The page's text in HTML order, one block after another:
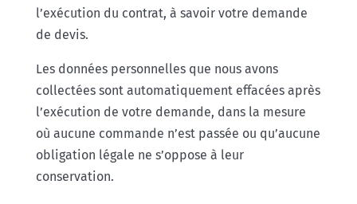
l’exécution du contrat, à savoir votre demande
de devis.
Les données personnelles que nous avons
collectées sont automatiquement effacées après
l’exécution de votre demande, dans la mesure
où aucune commande n’est passée ou qu’aucune
obligation légale ne s’oppose à leur
conservation.